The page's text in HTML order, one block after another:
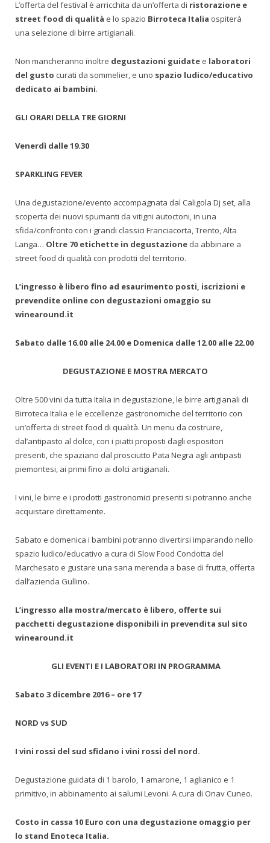
L’offerta del festival è arricchita da un’offerta di ristorazione e
street food di qualità e lo spazio Birroteca Italia ospiterà
una selezione di birre artigianali.
Non mancheranno inoltre degustazioni guidate e laboratori
del gusto curati da sommelier, e uno spazio ludico/educativo
dedicato ai bambini.
GLI ORARI DELLA TRE GIORNI
Venerdì dalle 19.30
SPARKLING FEVER
Una degustazione/evento accompagnata dal Caligola Dj set, alla
scoperta dei nuovi spumanti da vitigni autoctoni, in una
sfida/confronto con i grandi classici Franciacorta, Trento, Alta
Langa… Oltre 70 etichette in degustazione da abbinare a
street food di qualità con prodotti del territorio.
L’ingresso è libero fino ad esaurimento posti, iscrizioni e
prevendite online con degustazioni omaggio su
winearound.it
Sabato dalle 16.00 alle 24.00 e Domenica dalle 12.00 alle 22.00
DEGUSTAZIONE E MOSTRA MERCATO
Oltre 500 vini da tutta Italia in degustazione, le birre artigianali di
Birroteca Italia e le eccellenze gastronomiche del territorio con
un’offerta di street food di qualità. Un menu da costruire,
dal’antipasto al dolce, con i piatti proposti dagli espositori
presenti, che spaziano dal prosciutto Pata Negra agli antipasti
piemontesi, ai primi fino ai dolci artigianali.
I vini, le birre e i prodotti gastronomici presenti si potranno anche
acquistare direttamente.
Sabato e domenica i bambini potranno divertirsi imparando nello
spazio ludico/educativo a cura di Slow Food Condotta del
Marchesato e gustare una sana merenda a base di frutta, offerta
dall’azienda Gullino.
L’ingresso alla mostra/mercato è libero, offerte sui
pacchetti degustazione disponibili in prevendita sul sito
winearound.it
GLI EVENTI E I LABORATORI IN PROGRAMMA
Sabato 3 dicembre 2016 – ore 17
NORD vs SUD
I vini rossi del sud sfidano i vini rossi del nord.
Degustazione guidata di 1 barolo, 1 amarone, 1 aglianico e 1
primitivo, in abbinamento ai salumi Levoni. A cura di Onav Cuneo.
Costo in cassa 10 Euro con una degustazione omaggio per
lo stand Enoteca Italia.